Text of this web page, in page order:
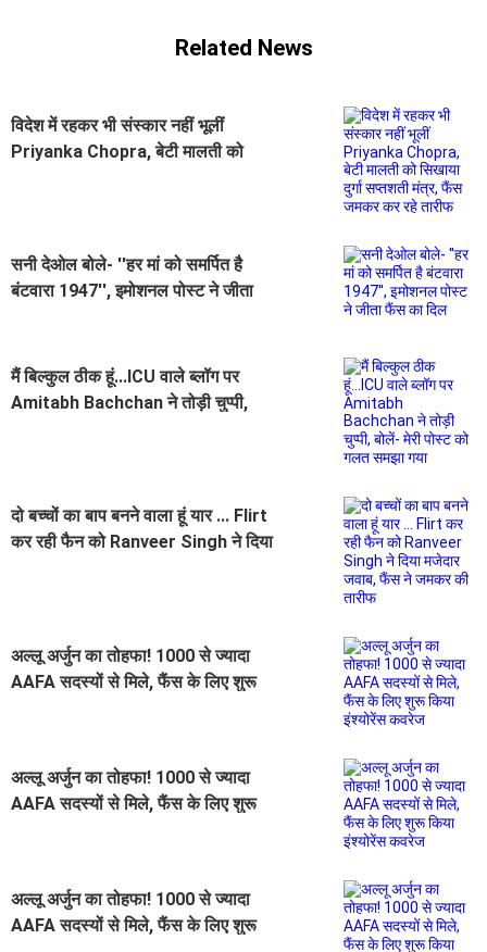
Related News
विदेश में रहकर भी संस्कार नहीं भूलीं
Priyanka Chopra, बेटी मालती को
सनी देओल बोले- ''हर मां को समर्पित है
बंटवारा 1947'', इमोशनल पोस्ट ने जीता
मैं बिल्कुल ठीक हूं...ICU वाले ब्लॉग पर
Amitabh Bachchan ने तोड़ी चुप्पी,
दो बच्चों का बाप बनने वाला हूं यार ... Flirt
कर रही फैन को Ranveer Singh ने दिया
अल्लू अर्जुन का तोहफा! 1000 से ज्यादा
AAFA सदस्यों से मिले, फैंस के लिए शुरू
अल्लू अर्जुन का तोहफा! 1000 से ज्यादा
AAFA सदस्यों से मिले, फैंस के लिए शुरू
अल्लू अर्जुन का तोहफा! 1000 से ज्यादा
AAFA सदस्यों से मिले, फैंस के लिए शुरू